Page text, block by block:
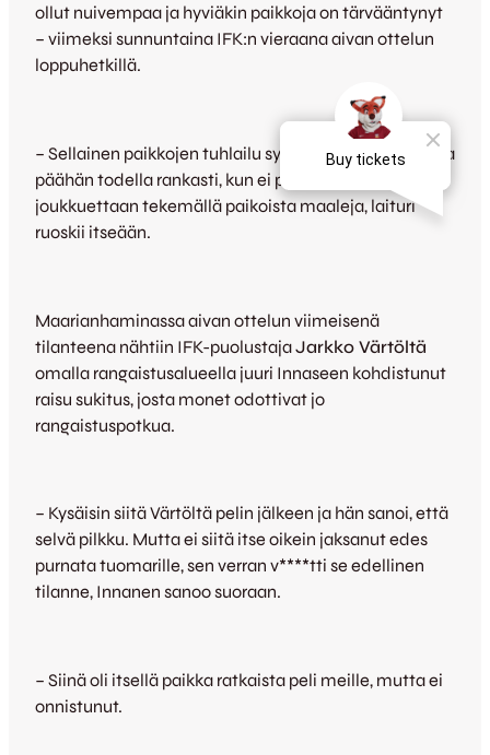
ollut nuivempaa ja hyviäkin paikkoja on tärvääntynyt
– viimeksi sunnuntaina IFK:n vieraana aivan ottelun
loppuhetkillä.
– Sellainen paikkojen tuhlailu syö todella paljon. Ottaa
päähän todella rankasti, kun ei pysty auttamaan
joukkuettaan tekemällä paikoista maaleja, laituri
ruoskii itseään.
Maarianhaminassa aivan ottelun viimeisenä
tilanteena nähtiin IFK-puolustajaJarkko Värtöltä
omalla rangaistusalueella juuri Innaseen kohdistunut
raisu sukitus, josta monet odottivat jo
rangaistuspotkua.
– Kysäisin siitä Värtöltä pelin jälkeen ja hän sanoi, että
selvä pilkku. Mutta ei siitä itse oikein jaksanut edes
purnata tuomarille, sen verran v****tti se edellinen
tilanne, Innanen sanoo suoraan.
– Siinä oli itsellä paikka ratkaista peli meille, mutta ei
onnistunut.